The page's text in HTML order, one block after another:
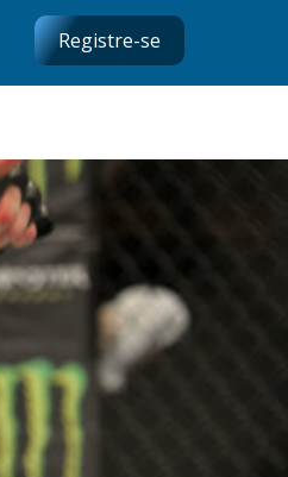
Registre-se